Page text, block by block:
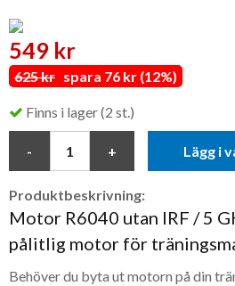
549 kr
625 kr spara 76 kr (12%)
Finns i lager (2 st.)
Lägg i
Produktbeskrivning:
Motor R6040 utan IRF / 5
pålitlig motor för
Behöver du byta ut motorn på din